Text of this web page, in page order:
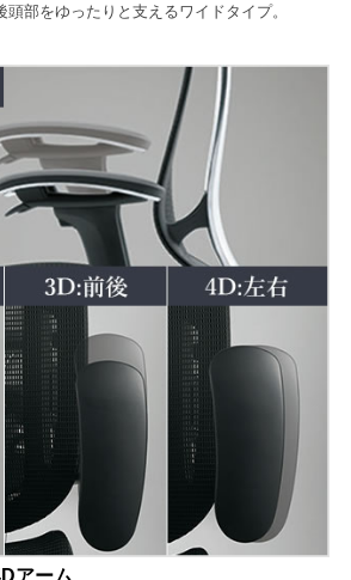
頭部をゆったりと支えるワイドタイプ。
アーム